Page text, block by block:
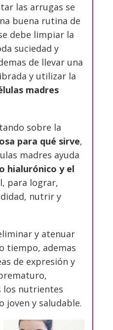
las arrugas se
buena rutina de
debe limpiar la
suciedad y
de llevar una
y utilizar la
madres
sobre la
para qué sirve,
madres ayuda
hialurónico y el
para lograr,
nutrir y
y atenuar
tiempo, ademas
de expresión y
los nutrientes
joven y saludable.